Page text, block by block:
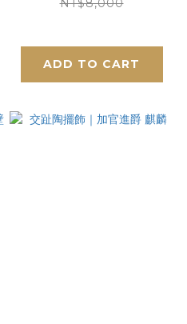
NT$8,000
ADD TO CART